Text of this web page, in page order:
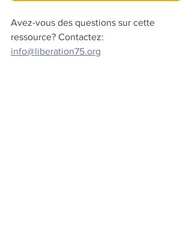
Avez-vous des questions sur cette
ressource? Contactez:
info@liberation75.org